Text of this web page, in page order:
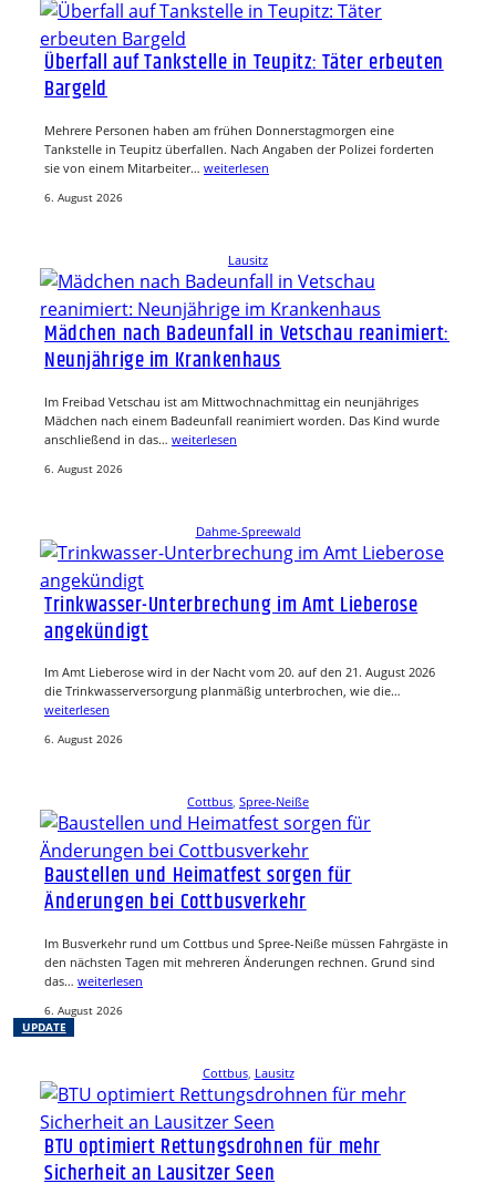
Überfall auf Tankstelle in Teupitz: Täter erbeuten
Bargeld
Mehrere Personen haben am frühen Donnerstagmorgen eine
Tankstelle in Teupitz überfallen. Nach Angaben der Polizei forderten
sie von einem Mitarbeiter… weiterlesen
6. August 2026
Lausitz
Mädchen nach Badeunfall in Vetschau reanimiert:
Neunjährige im Krankenhaus
Im Freibad Vetschau ist am Mittwochnachmittag ein neunjähriges
Mädchen nach einem Badeunfall reanimiert worden. Das Kind wurde
anschließend in das… weiterlesen
6. August 2026
Dahme-Spreewald
Trinkwasser-Unterbrechung im Amt Lieberose
angekündigt
Im Amt Lieberose wird in der Nacht vom 20. auf den 21. August 2026
die Trinkwasserversorgung planmäßig unterbrochen, wie die…
weiterlesen
6. August 2026
Cottbus, Spree-Neiße
UPDATE
Baustellen und Heimatfest sorgen für
Änderungen bei Cottbusverkehr
Im Busverkehr rund um Cottbus und Spree-Neiße müssen Fahrgäste in
den nächsten Tagen mit mehreren Änderungen rechnen. Grund sind
das… weiterlesen
6. August 2026
Cottbus, Lausitz
BTU optimiert Rettungsdrohnen für mehr
Sicherheit an Lausitzer Seen